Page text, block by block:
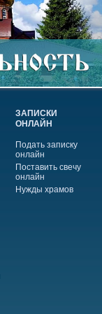
ЗАПИСКИ
ОНЛАЙН
Подать записку
онлайн
Поставить свечу
онлайн
Нужды храмов